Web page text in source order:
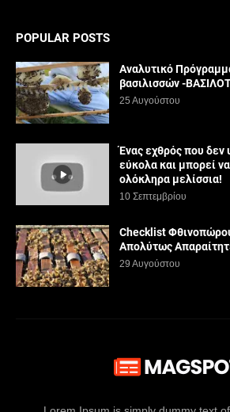
POPULAR POSTS
Αναλυτικό
βασιλισσών -
25 Αυγούστου
Ένας εχθρός που δεν
εύκολα και μπορεί
ολόκληρα μελίσσια!
10 Σεπτεμβρίου
Checklist
Απολύτως
29 Αυγούστου